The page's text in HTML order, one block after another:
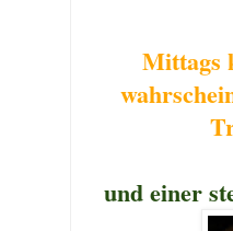
Mittags
und einer